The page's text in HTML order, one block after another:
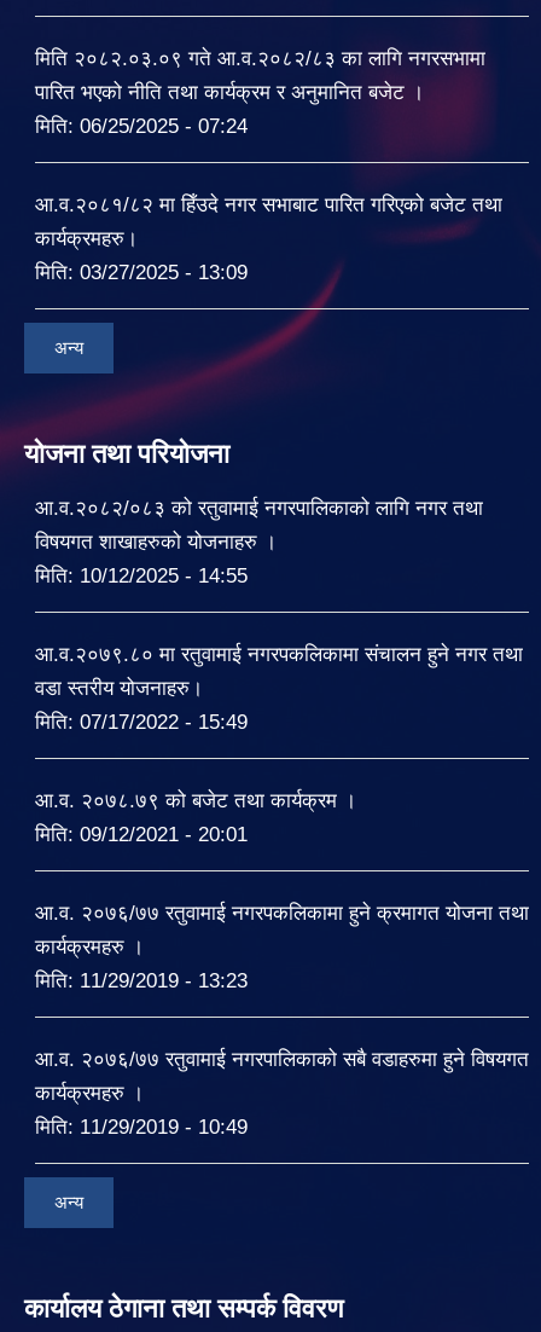
मिति २०८२.०३.०९ गते आ.व.२०८२/८३ का लागि नगरसभामा
पारित भएको नीति तथा कार्यक्रम र अनुमानित बजेट ।
मिति: 06/25/2025 - 07:24
आ.व.२०८१/८२ मा हिँउदे नगर सभाबाट पारित गरिएको बजेट तथा
कार्यक्रमहरु।
मिति: 03/27/2025 - 13:09
अन्य
योजना तथा परियोजना
आ.व.२०८२/०८३ को रतुवामाई नगरपालिकाको लागि नगर तथा
विषयगत शाखाहरुको योजनाहरु ।
मिति: 10/12/2025 - 14:55
आ.व.२०७९.८० मा रतुवामाई नगरपकलिकामा संचालन हुने नगर तथा
वडा स्तरीय योजनाहरु।
मिति: 07/17/2022 - 15:49
आ.व. २०७८.७९ को बजेट तथा कार्यक्रम ।
मिति: 09/12/2021 - 20:01
आ.व. २०७६/७७ रतुवामाई नगरपकलिकामा हुने क्रमागत योजना तथा
कार्यक्रमहरु ।
मिति: 11/29/2019 - 13:23
आ.व. २०७६/७७ रतुवामाई नगरपालिकाको सबै वडाहरुमा हुने विषयगत
कार्यक्रमहरु ।
मिति: 11/29/2019 - 10:49
अन्य
कार्यालय ठेगाना तथा सम्पर्क विवरण